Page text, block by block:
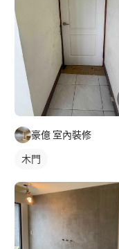
豪億 室內裝修
木門